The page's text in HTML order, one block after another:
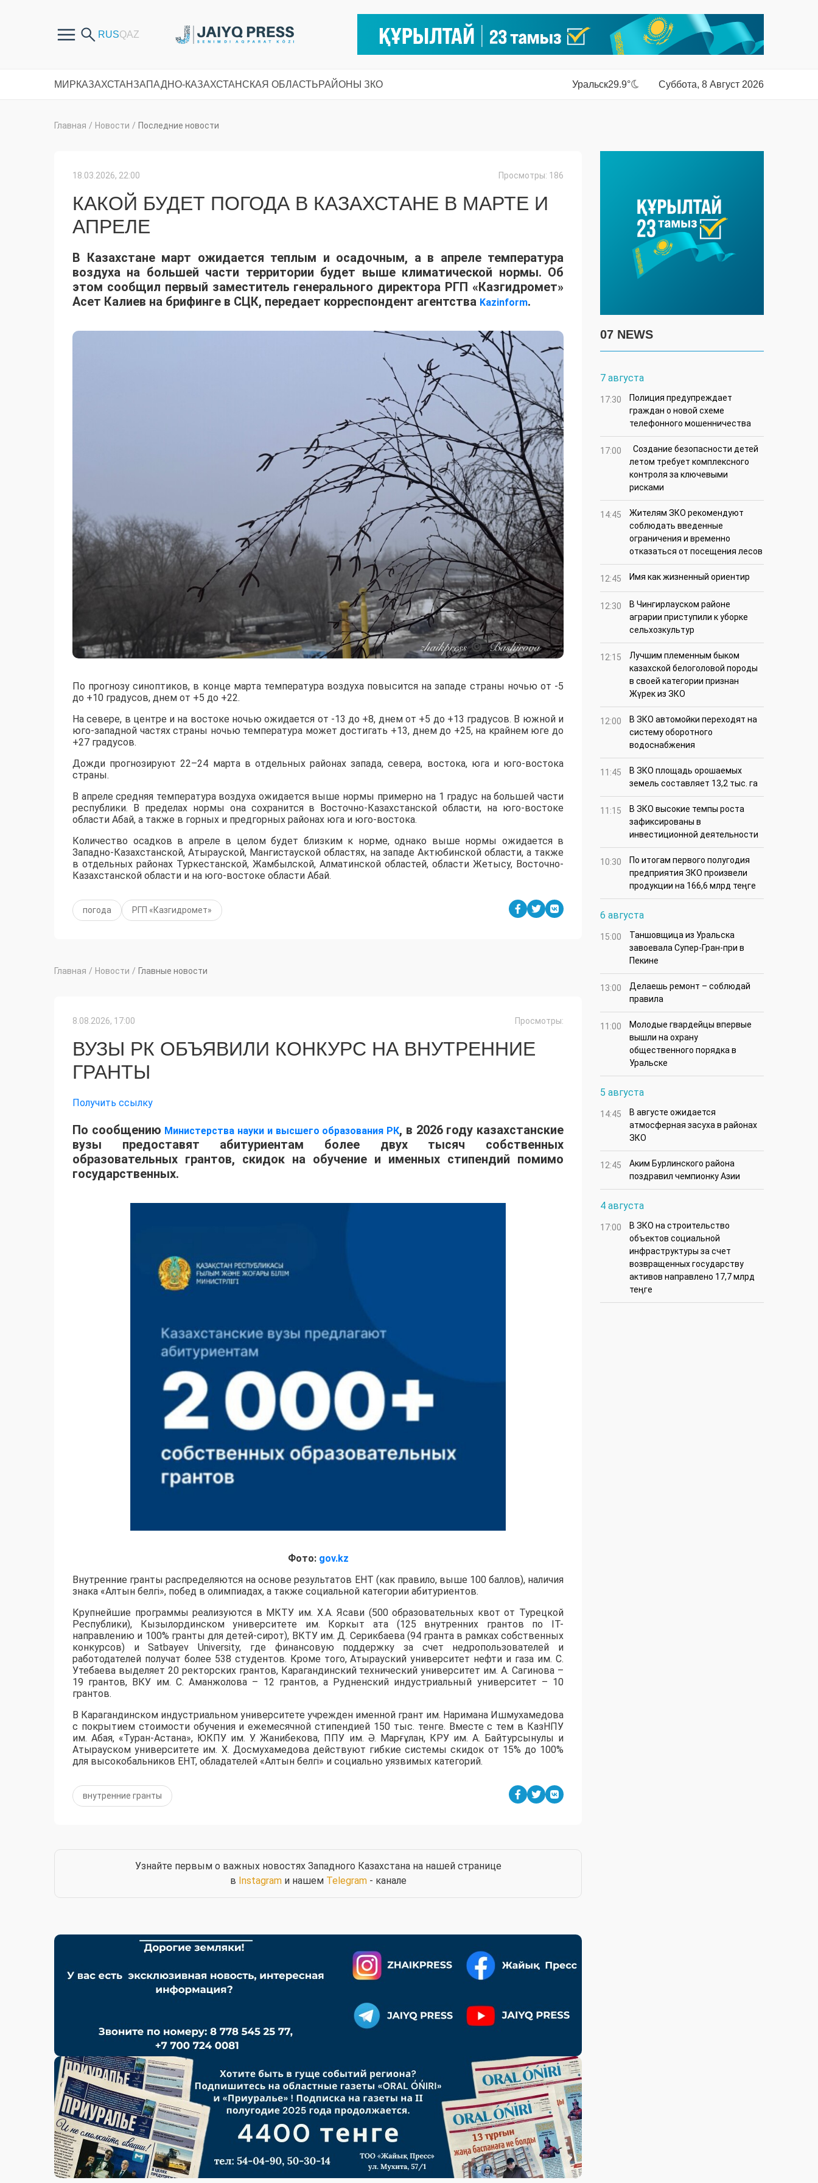
МИРКАЗАХСТАНЗАПАДНО-КАЗАХСТАНСКАЯ ОБЛАСТЬРАЙОНЫ ЗКО Уральск29.9° Суббота, 8 Август 2026
Главная / Новости / Последние новости
18.03.2026, 22:00 Просмотры: 186
КАКОЙ БУДЕТ ПОГОДА В КАЗАХСТАНЕ В МАРТЕ И
АПРЕЛЕ
В Казахстане март ожидается теплым и осадочным, а в апреле температура
воздуха на большей части территории будет выше климатической нормы. Об
этом сообщил первый заместитель генерального директора РГП «Казгидромет»
Асет Калиев на брифинге в СЦК, передает корреспондент агентства Kazinform.
По прогнозу синоптиков, в конце марта температура воздуха повысится на западе страны ночью от -5
до +10 градусов, днем от +5 до +22.
На севере, в центре и на востоке ночью ожидается от -13 до +8, днем от +5 до +13 градусов. В южной и
юго-западной частях страны ночью температура может достигать +13, днем до +25, на крайнем юге до
+27 градусов.
Дожди прогнозируют 22–24 марта в отдельных районах запада, севера, востока, юга и юго-востока
страны.
В апреле средняя температура воздуха ожидается выше нормы примерно на 1 градус на большей части
республики. В пределах нормы она сохранится в Восточно-Казахстанской области, на юго-востоке
области Абай, а также в горных и предгорных районах юга и юго-востока.
Количество осадков в апреле в целом будет близким к норме, однако выше нормы ожидается в
Западно-Казахстанской, Атырауской, Мангистауской областях, на западе Актюбинской области, а также
в отдельных районах Туркестанской, Жамбылской, Алматинской областей, области Жетысу, Восточно-
Казахстанской области и на юго-востоке области Абай.
погода РГП «Казгидромет»
Главная / Новости / Главные новости
8.08.2026, 17:00 Просмотры:
ВУЗЫ РК ОБЪЯВИЛИ КОНКУРС НА ВНУТРЕННИЕ
ГРАНТЫ
Получить ссылку
По сообщению Министерства науки и высшего образования РК, в 2026 году казахстанские
вузы предоставят абитуриентам более двух тысяч собственных
образовательных грантов, скидок на обучение и именных стипендий помимо
государственных.
Фото: gov.kz
Внутренние гранты распределяются на основе результатов ЕНТ (как правило, выше 100 баллов), наличия
знака «Алтын белгі», побед в олимпиадах, а также социальной категории абитуриентов.
​Крупнейшие программы реализуются в МКТУ им. Х.А. Ясави (500 образовательных квот от Турецкой
Республики), Кызылординском университете им. Коркыт ата (125 внутренних грантов по IT-
направлению и 100% гранты для детей-сирот), ВКТУ им. Д. Серикбаева (94 гранта в рамках собственных
конкурсов) и Satbayev University, где финансовую поддержку за счет недропользователей и
работодателей получат более 538 студентов. Кроме того, Атырауский университет нефти и газа им. С.
Утебаева выделяет 20 ректорских грантов, Карагандинский технический университет им. А. Сагинова –
19 грантов, ВКУ им. С. Аманжолова – 12 грантов, а Рудненский индустриальный университет – 10
грантов.
​В Карагандинском индустриальном университете учрежден именной грант им. Наримана Ишмухамедова
с покрытием стоимости обучения и ежемесячной стипендией 150 тыс. тенге. Вместе с тем в КазНПУ
им. Абая, «Туран-Астана», ЮКПУ им. У. Жанибекова, ППУ им. Ә. Марғұлан, КРУ им. А. Байтурсынулы и
Атырауском университете им. Х. Досмухамедова действуют гибкие системы скидок от 15% до 100%
для высокобальников ЕНТ, обладателей «Алтын белгі» и социально уязвимых категорий.
внутренние гранты
Узнайте первым о важных новостях Западного Казахстана на нашей странице
в Instagramи нашем Telegram- канале
07 NEWS
7 августа
17:30
Полиция предупреждает
граждан о новой схеме
телефонного мошенничества
17:00
Создание безопасности детей
летом требует комплексного
контроля за ключевыми
рисками
14:45
Жителям ЗКО рекомендуют
соблюдать введенные
ограничения и временно
отказаться от посещения лесов
12:45 Имя как жизненный ориентир
12:30
В Чингирлауском районе
аграрии приступили к уборке
сельхозкультур
12:15
Лучшим племенным быком
казахской белоголовой породы
в своей категории признан
Жүрек из ЗКО
12:00
В ЗКО автомойки переходят на
систему оборотного
водоснабжения
11:45
В ЗКО площадь орошаемых
земель составляет 13,2 тыс. га
11:15
В ЗКО высокие темпы роста
зафиксированы в
инвестиционной деятельности
10:30
По итогам первого полугодия
предприятия ЗКО произвели
продукции на 166,6 млрд теңге
6 августа
15:00
Таншовщица из Уральска
завоевала Супер-Гран-при в
Пекине
13:00
Делаешь ремонт – соблюдай
правила
11:00
Молодые гвардейцы впервые
вышли на охрану
общественного порядка в
Уральске
5 августа
14:45
В августе ожидается
атмосферная засуха в районах
ЗКО
12:45
Аким Бурлинского района
поздравил чемпионку Азии
4 августа
17:00
В ЗКО на строительство
объектов социальной
инфраструктуры за счет
возвращенных государству
активов направлено 17,7 млрд
теңге